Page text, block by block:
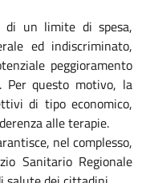
di un limite di spesa,
ed indiscriminato,
peggioramento
Per questo motivo, la
di tipo economico,
alle terapie.
nel complesso,
Sanitario Regionale